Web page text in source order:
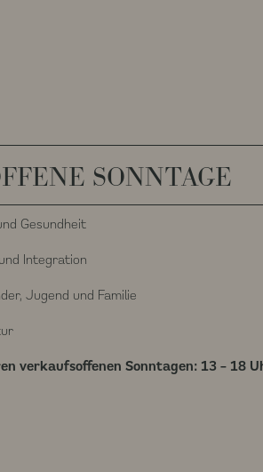
SONNTAGE
Gesundheit
Integration
Jugend und Familie
verkaufsoffenen Sonntagen: 13 – 18